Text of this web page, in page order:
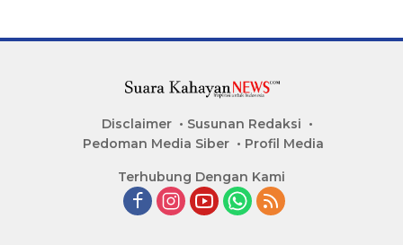
Disclaimer
Susunan Redaksi
Pedoman Media Siber
Profil Media
Terhubung Dengan Kami